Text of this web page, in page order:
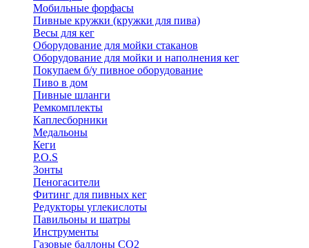
Мобильные форфасы
Пивные кружки (кружки для пива)
Весы для кег
Оборудование для мойки стаканов
Оборудование для мойки и наполнения кег
Покупаем б/у пивное оборудование
Пиво в дом
Пивные шланги
Ремкомплекты
Каплесборники
Медальоны
Кеги
P.O.S
Зонты
Пеногасители
Фитинг для пивных кег
Редукторы углекислоты
Павильоны и шатры
Инструменты
Газовые баллоны CO2